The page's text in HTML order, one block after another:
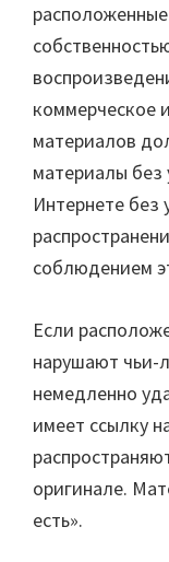
коммерческое
материалов
материалы без
Интернете без
соблюдением
Если
нарушают чьи-
немедленно
имеет ссылку
оригинале.
есть».